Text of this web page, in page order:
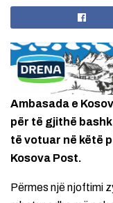
Ambasada e
për të gjithë
të votuar në këtë
Kosova Post.
Përmes një njoftimi